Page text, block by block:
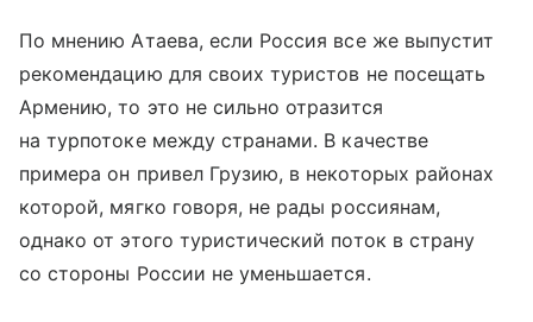
По мнению Атаева, если Россия все же выпустит
рекомендацию для своих туристов не посещать
Армению, то это не сильно отразится
на турпотоке между странами. В качестве
примера он привел Грузию, в некоторых районах
которой, мягко говоря, не рады россиянам,
однако от этого туристический поток в страну
со стороны России не уменьшается.